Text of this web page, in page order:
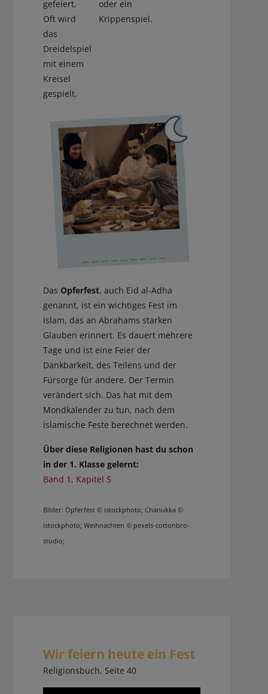
gefeiert.
Oft wird
das
Dreidelspiel
mit einem
Kreisel
gespielt.
oder ein
Krippenspiel.
Das Opferfest, auch Eid al-Adha
genannt, ist ein wichtiges Fest im
Islam, das an Abrahams starken
Glauben erinnert. Es dauert mehrere
Tage und ist eine Feier der
Dankbarkeit, des Teilens und der
Fürsorge für andere. Der Termin
verändert sich. Das hat mit dem
Mondkalender zu tun, nach dem
islamische Feste berechnet werden.
Über diese Religionen hast du schon
in der 1. Klasse gelernt:
Band 1, Kapitel 5
Bilder: Opferfest © istockphoto; Chanukka ©
istockphoto; Weihnachten © pexels-cottonbro-
studio;
Wir feiern heute ein Fest
Religionsbuch, Seite 40